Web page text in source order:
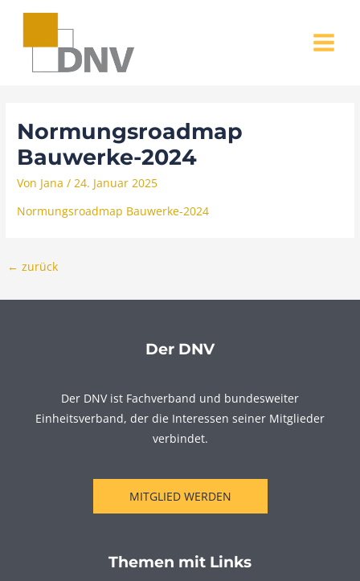
Zum
springen
MENU
Normungsroadmap
Bauwerke-2024
Von Jana/ 24. Januar 2025
Normungsroadmap Bauwerke-2024
← zurück
Der DNV
Der DNV ist Fachverband und bundesweiter
Einheitsverband, der die Interessen seiner Mitglieder
verbindet.
MITGLIED WERDEN
Themen mit Links